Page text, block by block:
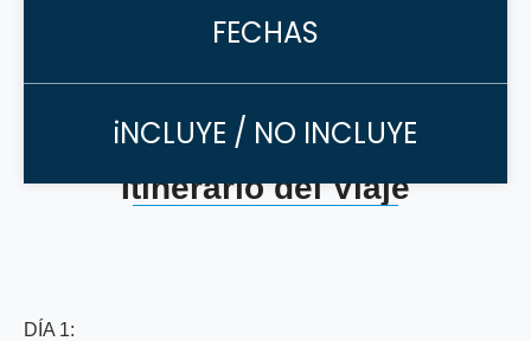
FECHAS
iNCLUYE / NO INCLUYE
Itinerario del Viaje
DÍA 1: